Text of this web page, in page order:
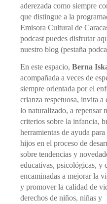
aderezada como siempre
que distingue a la
Emisora Cultural de
podcast puedes disfrutar
nuestro blog (pestaña
En este espacio, Berna
acompañada a veces de
siempre orientada por el
crianza respetuosa, invita a
lo naturalizado, a repensar
criterios sobre la infancia,
herramientas de ayuda
hijos en el proceso de
sobre tendencias y
educativas, psicológicas, y
encaminadas a mejorar la
y promover la calidad de
derechos de niños, niñas y